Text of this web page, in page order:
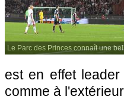
Le Parc des Princes connaît une
est en effet
comme à